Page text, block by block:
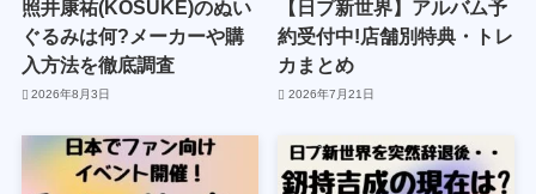
照井康祐(KOSUKE)のぬい
ぐるみは何?メーカーや購
入方法を徹底調査
2026年8月3日
【日プ新世界】アルバム予
約受付中!店舗別特典・トレ
カまとめ
2026年7月21日